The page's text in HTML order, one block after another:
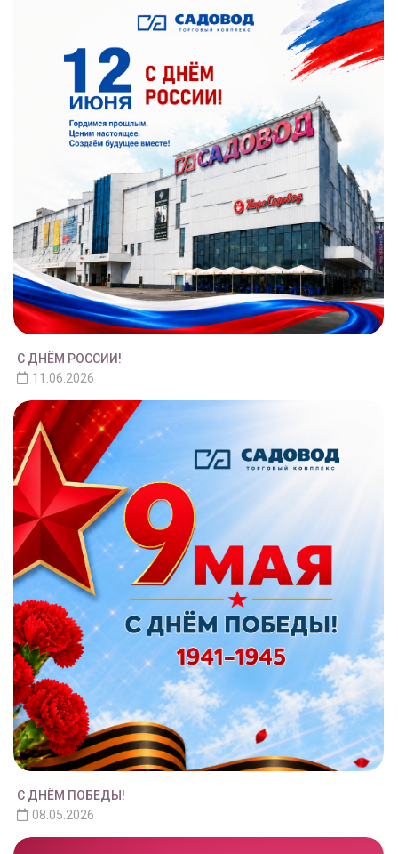
С ДНЁМ РОССИИ!
11.06.2026
С ДНЁМ ПОБЕДЫ!
08.05.2026